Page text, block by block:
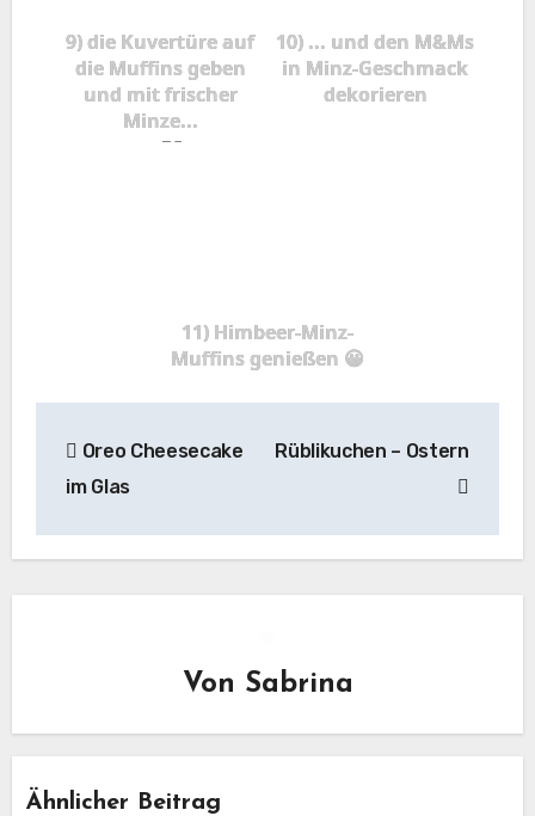
9) die Kuvertüre auf
die Muffins geben
und mit frischer
Minze...
10) ... und den M&Ms
in Minz-Geschmack
dekorieren
11) Himbeer-Minz-
Muffins genießen 😀
Oreo Cheesecake
im Glas
Rüblikuchen – Ostern
Von Sabrina
Ähnlicher Beitrag